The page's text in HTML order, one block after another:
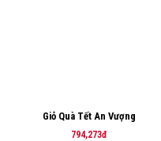
Giỏ Quà Tết An Vượng
794,273đ